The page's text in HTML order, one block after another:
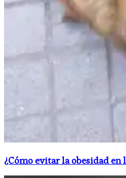
¿Cómo evitar la obesidad en